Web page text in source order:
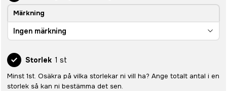
Märkning
Ingen märkning
Storlek 1 st
Minst 1st. Osäkra på vilka storlekar ni vill ha? Ange totalt antal i en
storlek så kan ni bestämma det sen.